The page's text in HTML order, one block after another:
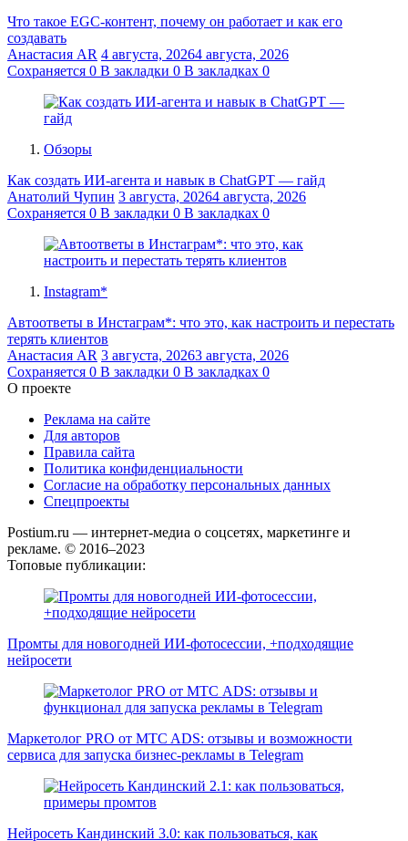
Что такое EGC-контент, почему он работает и как его
создавать
Анастасия AR 4 августа, 20264 августа, 2026
Сохраняется 0 В закладки 0 В закладках 0
Обзоры
Как создать ИИ-агента и навык в ChatGPT — гайд
Анатолий Чупин 3 августа, 20264 августа, 2026
Сохраняется 0 В закладки 0 В закладках 0
Instagram*
Автоответы в Инстаграм*: что это, как настроить и перестать
терять клиентов
Анастасия AR 3 августа, 20263 августа, 2026
Сохраняется 0 В закладки 0 В закладках 0
О проекте
Реклама на сайте
Для авторов
Правила сайта
Политика конфиденциальности
Согласие на обработку персональных данных
Спецпроекты
Postium.ru — интернет-медиа о соцсетях, маркетинге и
рекламе. © 2016–2023
Топовые публикации:
Промты для новогодней ИИ-фотосессии, +подходящие
нейросети
Маркетолог PRO от MTC ADS: отзывы и возможности
сервиса для запуска бизнес-рекламы в Telegram
Нейросеть Кандинский 3.0: как пользоваться, как